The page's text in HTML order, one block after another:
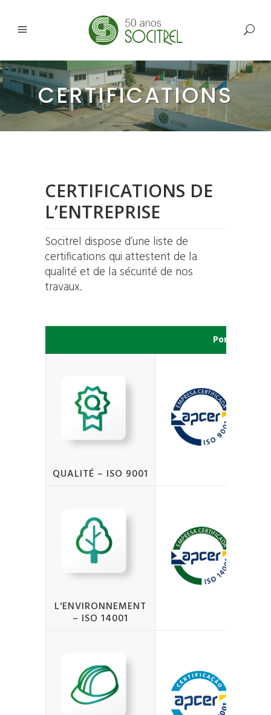
CERTIFICATIONS
CERTIFICATIONS DE
L’ENTREPRISE
Socitrel dispose d’une liste de
certifications qui attestent de la
qualité et de la sécurité de nos
travaux.
Portugal
QUALITÉ – ISO 9001
L'ENVIRONNEMENT
– ISO 14001